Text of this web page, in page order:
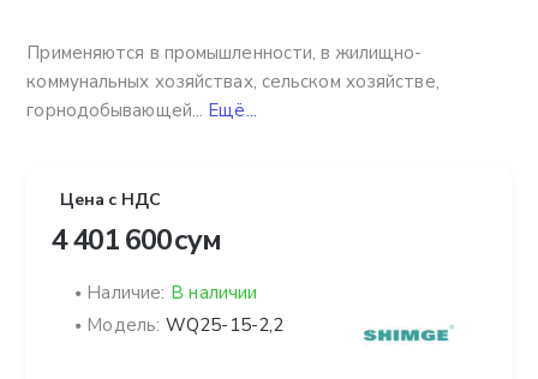
Применяются в промышленности, в жилищно-
коммунальных хозяйствах, сельском хозяйстве,
горнодобывающей... Ещё...
Цена с НДС
4 401 600 сум
Наличие: В наличии
Модель: WQ25-15-2,2